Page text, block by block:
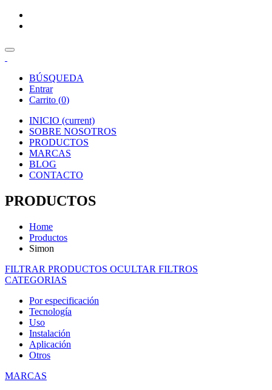
BÚSQUEDA
Entrar
Carrito (0)
INICIO (current)
SOBRE NOSOTROS
PRODUCTOS
MARCAS
BLOG
CONTACTO
PRODUCTOS
Home
Productos
Simon
FILTRAR PRODUCTOS OCULTAR FILTROS
CATEGORIAS
Por especificación
Tecnología
Uso
Instalación
Aplicación
Otros
MARCAS